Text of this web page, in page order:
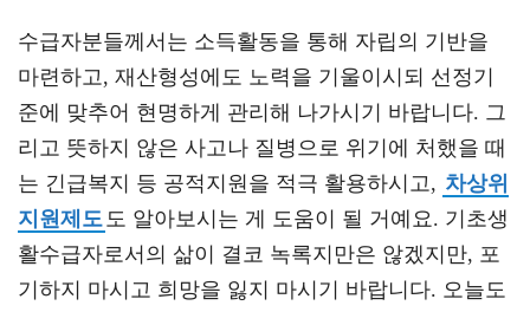
수급자분들께서는 소득활동을 통해 자립의 기반을
마련하고, 재산형성에도 노력을 기울이시되 선정기
준에 맞추어 현명하게 관리해 나가시기 바랍니다. 그
리고 뜻하지 않은 사고나 질병으로 위기에 처했을 때
는 긴급복지 등 공적지원을 적극 활용하시고, 차상위
지원제도도 알아보시는 게 도움이 될 거예요. 기초생
활수급자로서의 삶이 결코 녹록지만은 않겠지만, 포
기하지 마시고 희망을 잃지 마시기 바랍니다. 오늘도